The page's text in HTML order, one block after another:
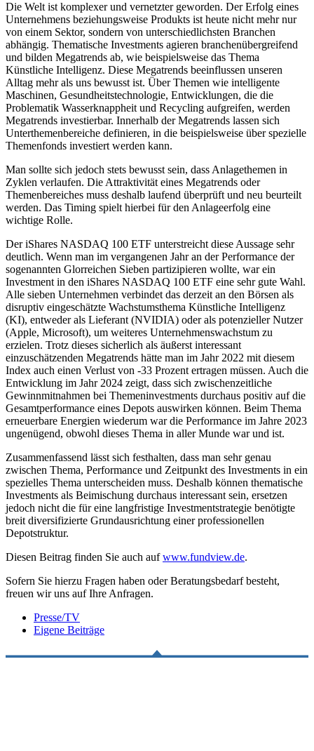
Die Welt ist komplexer und vernetzter geworden. Der Erfolg eines
Unternehmens beziehungsweise Produkts ist heute nicht mehr nur
von einem Sektor, sondern von unterschiedlichsten Branchen
abhängig. Thematische Investments agieren branchenübergreifend
und bilden Megatrends ab, wie beispielsweise das Thema
Künstliche Intelligenz. Diese Megatrends beeinflussen unseren
Alltag mehr als uns bewusst ist. Über Themen wie intelligente
Maschinen, Gesundheitstechnologie, Entwicklungen, die die
Problematik Wasserknappheit und Recycling aufgreifen, werden
Megatrends investierbar. Innerhalb der Megatrends lassen sich
Unterthemenbereiche definieren, in die beispielsweise über spezielle
Themenfonds investiert werden kann.
Man sollte sich jedoch stets bewusst sein, dass Anlagethemen in
Zyklen verlaufen. Die Attraktivität eines Megatrends oder
Themenbereiches muss deshalb laufend überprüft und neu beurteilt
werden. Das Timing spielt hierbei für den Anlageerfolg eine
wichtige Rolle.
Der iShares NASDAQ 100 ETF unterstreicht diese Aussage sehr
deutlich. Wenn man im vergangenen Jahr an der Performance der
sogenannten Glorreichen Sieben partizipieren wollte, war ein
Investment in den iShares NASDAQ 100 ETF eine sehr gute Wahl.
Alle sieben Unternehmen verbindet das derzeit an den Börsen als
disruptiv eingeschätzte Wachstumsthema Künstliche Intelligenz
(KI), entweder als Lieferant (NVIDIA) oder als potenzieller Nutzer
(Apple, Microsoft), um weiteres Unternehmenswachstum zu
erzielen. Trotz dieses sicherlich als äußerst interessant
einzuschätzenden Megatrends hätte man im Jahr 2022 mit diesem
Index auch einen Verlust von -33 Prozent ertragen müssen. Auch die
Entwicklung im Jahr 2024 zeigt, dass sich zwischenzeitliche
Gewinnmitnahmen bei Themeninvestments durchaus positiv auf die
Gesamtperformance eines Depots auswirken können. Beim Thema
erneuerbare Energien wiederum war die Performance im Jahre 2023
ungenügend, obwohl dieses Thema in aller Munde war und ist.
Zusammenfassend lässt sich festhalten, dass man sehr genau
zwischen Thema, Performance und Zeitpunkt des Investments in ein
spezielles Thema unterscheiden muss. Deshalb können thematische
Investments als Beimischung durchaus interessant sein, ersetzen
jedoch nicht die für eine langfristige Investmentstrategie benötigte
breit diversifizierte Grundausrichtung einer professionellen
Depotstruktur.
Diesen Beitrag finden Sie auch aufwww.fundview.de.
Sofern Sie hierzu Fragen haben oder Beratungsbedarf besteht,
freuen wir uns auf Ihre Anfragen.
Presse/TV
Eigene Beiträge